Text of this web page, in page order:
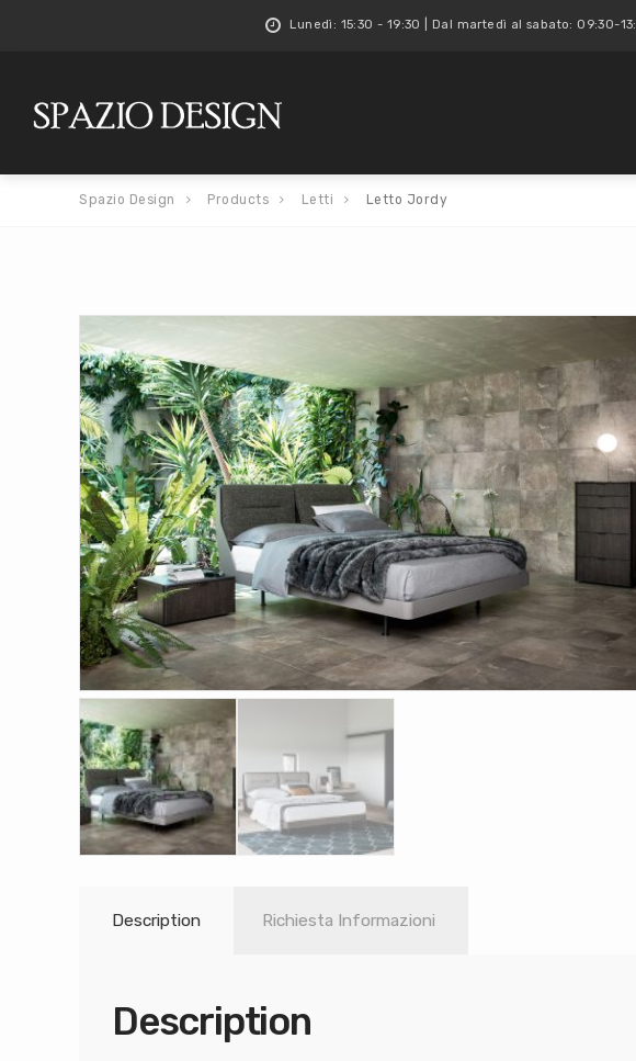
Lunedì: 15:30 - 19:30 | Dal martedì al sabato: 09:30-
Spazio Design Products Letti Letto Jordy
Description Richiesta Informazioni
Description